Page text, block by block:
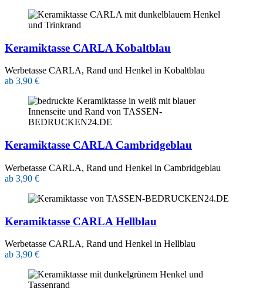
Keramiktasse CARLA Kobaltblau
Werbetasse CARLA, Rand und Henkel in Kobaltblau
ab 3,90 €
Keramiktasse CARLA Cambridgeblau
Werbetasse CARLA, Rand und Henkel in Cambridgeblau
ab 3,90 €
Keramiktasse CARLA Hellblau
Werbetasse CARLA, Rand und Henkel in Hellblau
ab 3,90 €